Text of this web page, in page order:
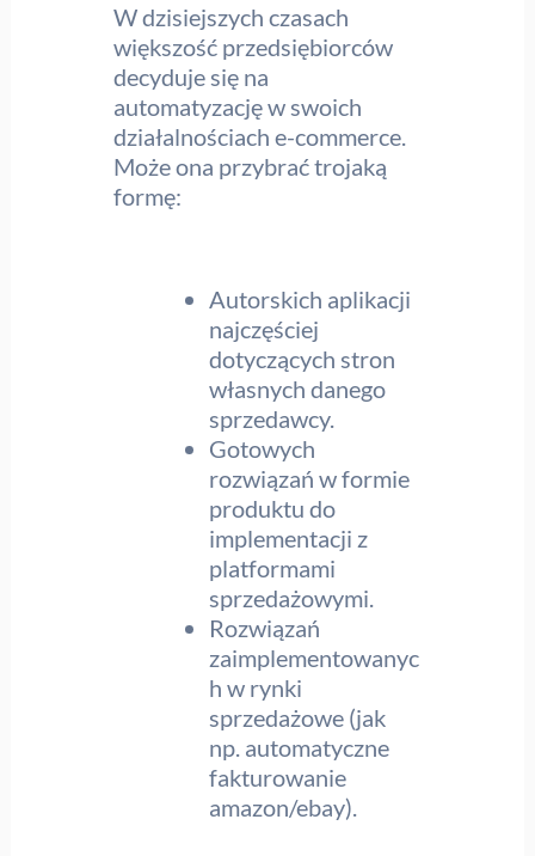
W dzisiejszych czasach
większość przedsiębiorców
decyduje się na
automatyzację w swoich
działalnościach e-commerce.
Może ona przybrać trojaką
formę:
Autorskich aplikacji
najczęściej
dotyczących stron
własnych danego
sprzedawcy.
Gotowych
rozwiązań w formie
produktu do
implementacji z
platformami
sprzedażowymi.
Rozwiązań
zaimplementowanyc
h w rynki
sprzedażowe (jak
np. automatyczne
fakturowanie
amazon/ebay).